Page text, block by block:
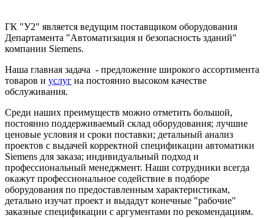
ГК "У2" является ведущим поставщиком оборудования
Департамента "Автоматизация и безопасность зданий"
компании Siemens.
Наша главная задача - предложение широкого ассортимента
товаров и услуг на постоянно высоком качестве
обслуживания.
Среди наших преимуществ можно отметить большой,
постоянно поддерживаемый склад оборудования; лучшие
ценовые условия и сроки поставки; детальный анализ
проектов с выдачей корректной спецификации автоматики
Siemens для заказа; индивидуальный подход и
профессиональный менеджмент. Наши сотрудники всегда
окажут профессиональное содействие в подборе
оборудования по предоставленным характеристикам,
детально изучат проект и выдадут конечные "рабочие"
заказные спецификации с аргументами по рекомендациям.